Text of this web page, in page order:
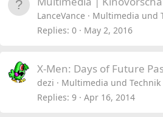
LanceVance
Multimedia und
Replies 0 May 2, 2016
X-Men: Days of Future
dezi
Multimedia und Technik
Replies 9 Apr 16, 2014